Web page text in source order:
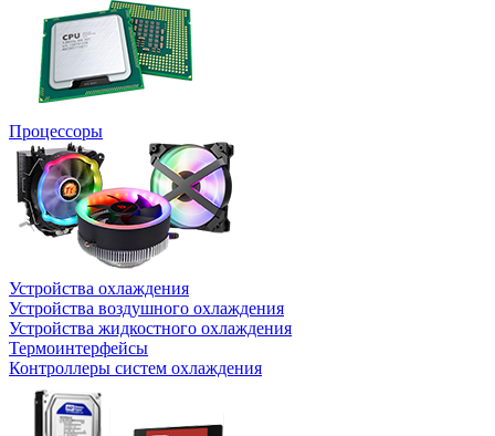
Процессоры
Устройства охлаждения
Устройства воздушного охлаждения
Устройства жидкостного охлаждения
Термоинтерфейсы
Контроллеры систем охлаждения